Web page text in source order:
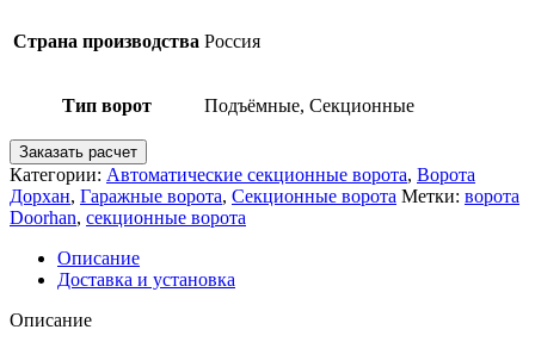
Страна производства Россия
Тип ворот Подъёмные, Секционные
Заказать расчет
Категории: Автоматические секционные ворота, Ворота
Дорхан, Гаражные ворота, Секционные ворота Метки: ворота
Doorhan, секционные ворота
Описание
Доставка и установка
Описание